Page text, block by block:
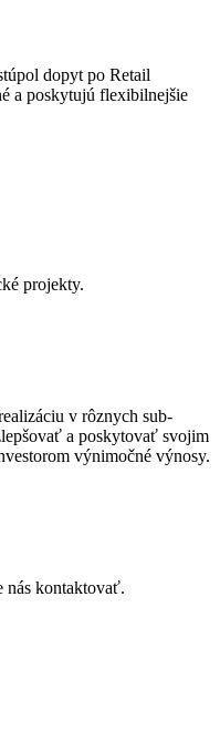
dopyt po Retail
a poskytujú flexibilnejšie
projekty.
v rôznych sub-
a poskytovať svojim
výnimočné výnosy.
nás kontaktovať.